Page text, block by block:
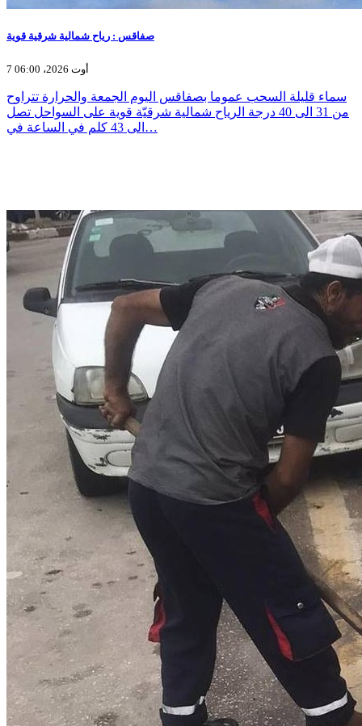
صفاقس : رياح شمالية شرقية قوية
7 أوت 2026، 06:00
سماء قليلة السحب عموما بصفاقس اليوم الجمعة والحرارة تتراوح
من 31 الى 40 درجة الرياح شمالية شرقيّة قوية على السواحل تصل
الى 43 كلم في الساعة في…